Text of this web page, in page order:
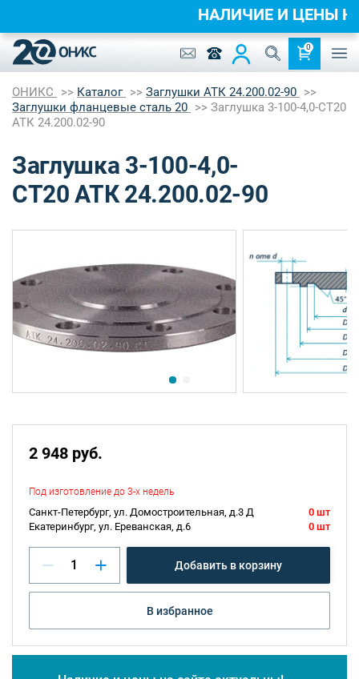
0
ОНИКС Каталог
Заглушки АТК 24.200.02-90
Заглушки фланцевые сталь 20
Заглушка 3-100-4,0-СТ20
АТК 24.200.02-90
Заглушка 3-100-4,0-
СТ20 АТК 24.200.02-90
2 948 руб.
Под изготовление до 3-х недель
Санкт-Петербург, ул. Домостроительная, д.3 Д
0 шт
Екатеринбург, ул. Ереванская, д.6
0 шт
Добавить в корзину
В избранное
НАЛИЧИЕ И